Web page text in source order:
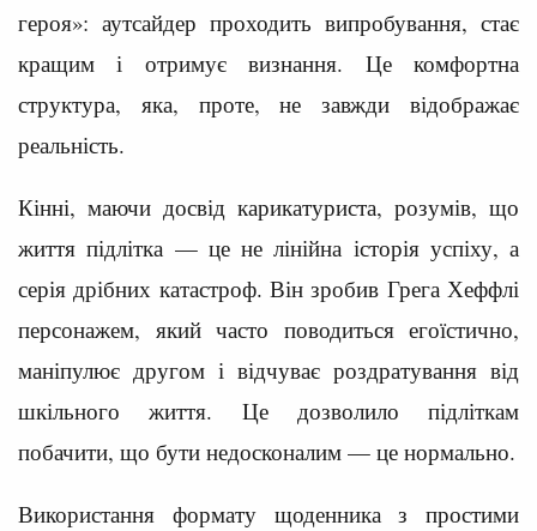
героя»: аутсайдер проходить випробування, стає
кращим і отримує визнання. Це комфортна
структура, яка, проте, не завжди відображає
реальність.
Кінні, маючи досвід карикатуриста, розумів, що
життя підлітка — це не лінійна історія успіху, а
серія дрібних катастроф. Він зробив Грега Хеффлі
персонажем, який часто поводиться егоїстично,
маніпулює другом і відчуває роздратування від
шкільного життя. Це дозволило підліткам
побачити, що бути недосконалим — це нормально.
Використання формату щоденника з простими